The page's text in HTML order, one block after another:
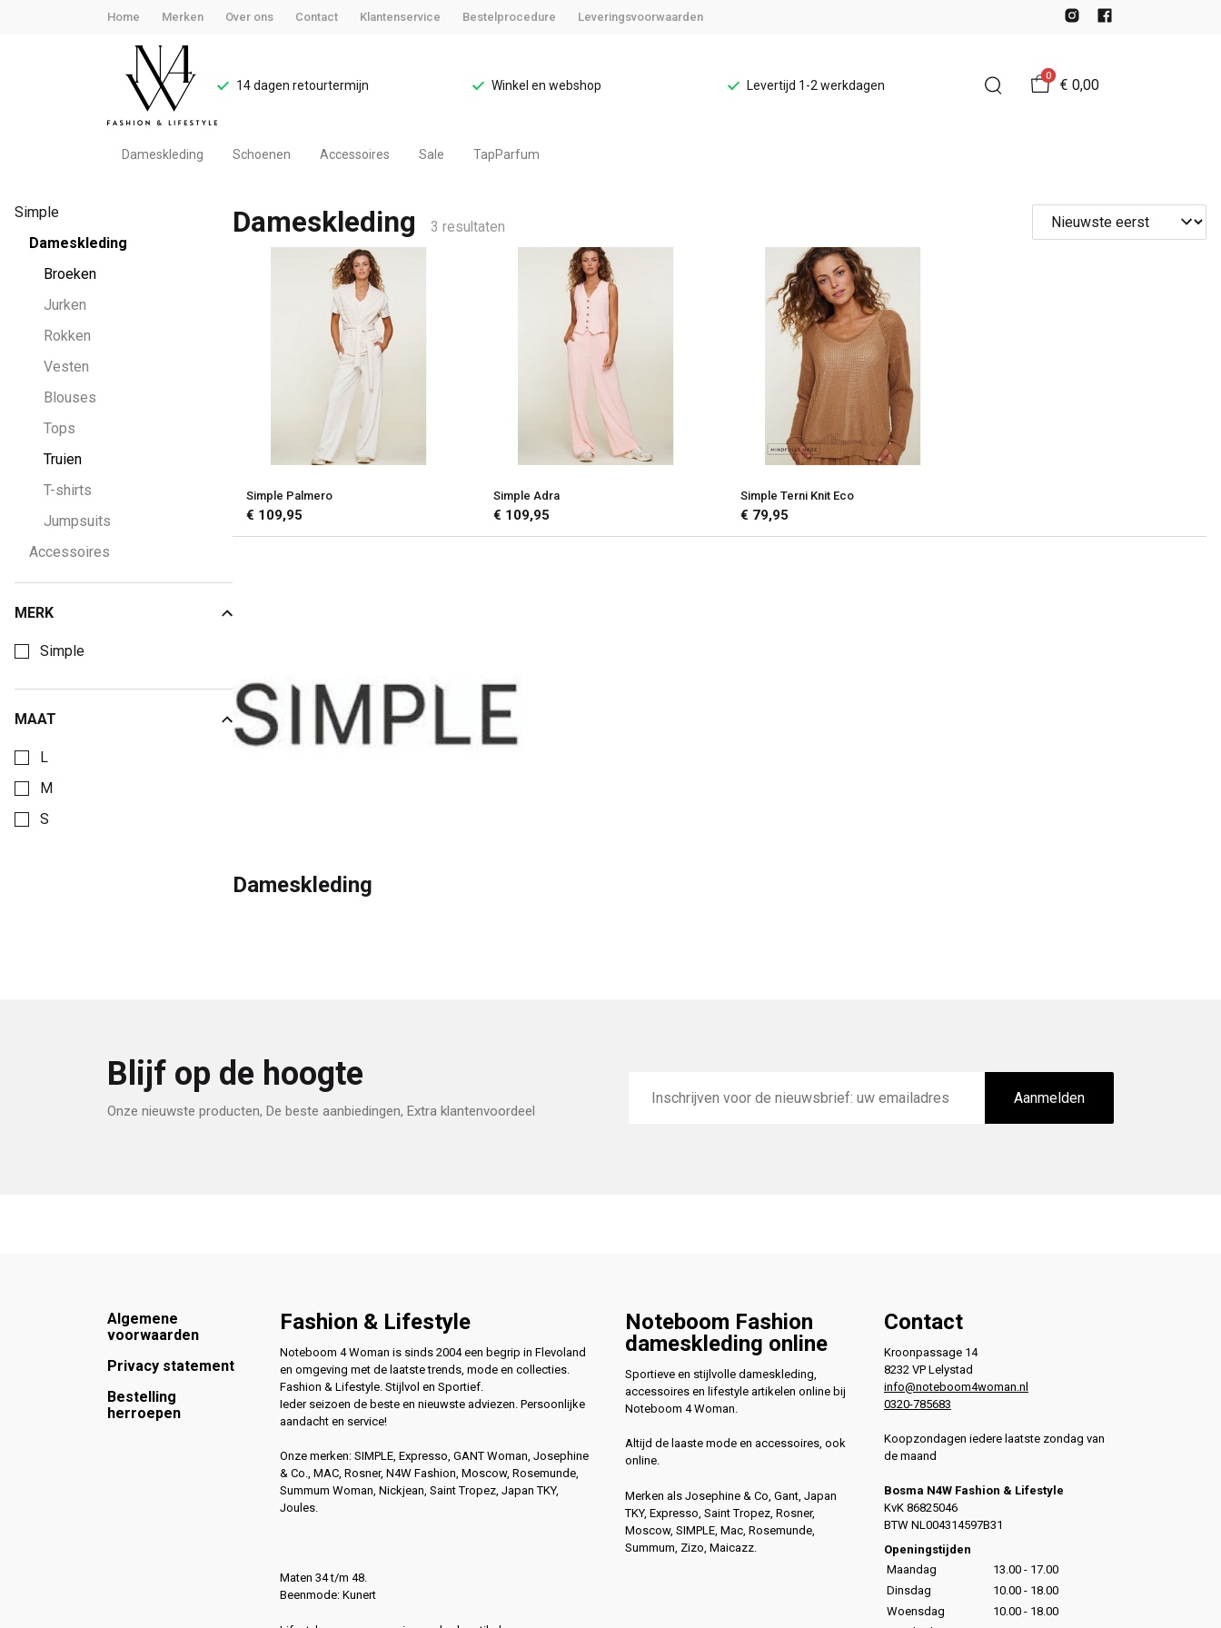
Home Merken Over ons Contact Klantenservice Bestelprocedure Leveringsvoorwaarden
14 dagen retourtermijn Winkel en webshop Levertijd 1-2 werkdagen
0
€ 0,00
Dameskleding Schoenen Accessoires Sale TapParfum
Dameskleding
Noteboom
Woman
Simple
Dameskleding
Broeken
Jurken
Rokken
Vesten
Blouses
Tops
Truien
T-shirts
Jumpsuits
Accessoires
MERK
Simple
MAAT
L
M
S
Dameskleding 3 resultaten
Simple Palmero
€ 109,95
Simple Adra
€ 109,95
Simple Terni Knit Eco
€ 79,95
Dameskleding
Blijf op de hoogte
Onze nieuwste producten, De beste aanbiedingen, Extra klantenvoordeel
mailadres
Aanmelden
Footer
Algemene
voorwaarden
Privacy statement
Bestelling
herroepen
Fashion & Lifestyle
Noteboom 4 Woman is sinds 2004 een begrip in Flevoland
en omgeving met de laatste trends, mode en collecties.
Fashion & Lifestyle. Stijlvol en Sportief.
Ieder seizoen de beste en nieuwste adviezen. Persoonlijke
aandacht en service!
Onze merken: SIMPLE, Expresso, GANT Woman, Josephine
& Co., MAC, Rosner, N4W Fashion, Moscow, Rosemunde,
Summum Woman, Nickjean, Saint Tropez, Japan TKY,
Joules.
Maten 34 t/m 48.
Beenmode: Kunert
Noteboom Fashion
dameskleding online
Sportieve en stijlvolle dameskleding,
accessoires en lifestyle artikelen online bij
Noteboom 4 Woman.
Altijd de laaste mode en accessoires, ook
online.
Merken als Josephine & Co, Gant, Japan
TKY, Expresso, Saint Tropez, Rosner,
Moscow, SIMPLE, Mac, Rosemunde,
Summum, Zizo, Maicazz.
Contact
Kroonpassage 14
8232 VP Lelystad
info@noteboom4woman.nl
0320-785683
Koopzondagen iedere laatste zondag van
de maand
Bosma N4W Fashion & Lifestyle
KvK 86825046
BTW NL004314597B31
Openingstijden
Maandag
13.00 - 17.00
Dinsdag
10.00 - 18.00
Woensdag
10.00 - 18.00